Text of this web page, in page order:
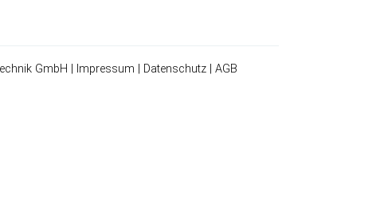
GmbH | Impressum Datenschutz AGB